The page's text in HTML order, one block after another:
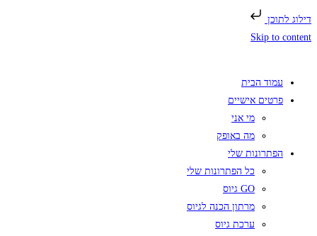
דילוג לתוכן
Skip to content
עמוד הבית
פרטים אישיים
מי אני
מה באופק
הפתרונות שלי
כל הפתרונות שלי
GO גיוס
מרתון הכנה לגיוס
ערכת גיוס